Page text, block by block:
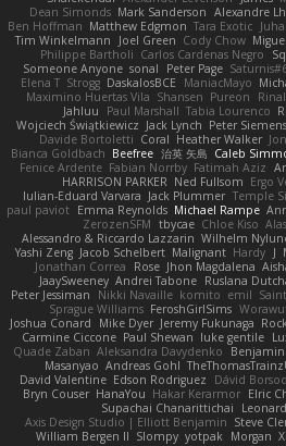
Dean Simonds Mark Sanderson Alexandre
Ben Hoffman Matthew Edgmon Tara Exotic
Tim Winkelmann
Joel Green Cody Chow
Philippe Bartholi Carlos Cardenas Negro
Someone Anyone sonal Peter Page
Elena T Strogg DaskalosBCE ManiacMayo
Maximino Huertas Vila Shansen Pureon
Jahluu
Paul Marshall Tabia Lourenco
Wojciech Świątkiewicz Jack Lynch Peter Siemens
Davide Bortoletti Coral Heather Walker
Bianca Goldbach Beefree 治英 矢島 Caleb
Fenice Ardente Fabian Norrby Fatimah Aziz
HARRISON PARKER Ned Fullsom Ergo
Iulian-Eduard Varvara Jack Plummer Temple
paul paviot Emma Reynolds Michael Rampe
ZerozenSFM tbycae Chloe Kiso
Alessandro & Riccardo Lazzarin Wilhelm
Yashi Zeng Jacob Schelbert Malignant Hardy J
Jonathan Correa
Rose Jhon Magdalena
JaaySweeney Andrei Tabone Ruslana
Peter Jessiman
Nikki Navaille komito emil
Sprague Williams FeroshGirlSims
Joshua Conard
Mike Dyer Jeremy Fukunaga
Carmine Ciccone Paul Shewan luke gentile
Quade Zaban Aleksandra Davydenko
Masanyao Andreas Gohl
David Valentine Edson Rodriguez Dávid
Bryn Couser HanaYou Hakar Kerarmor Elric
Supachai Chanarittichai
Axis Design Studio | Elliott Benjamin Steve
William Bergen II Slompy yotpak Morgan